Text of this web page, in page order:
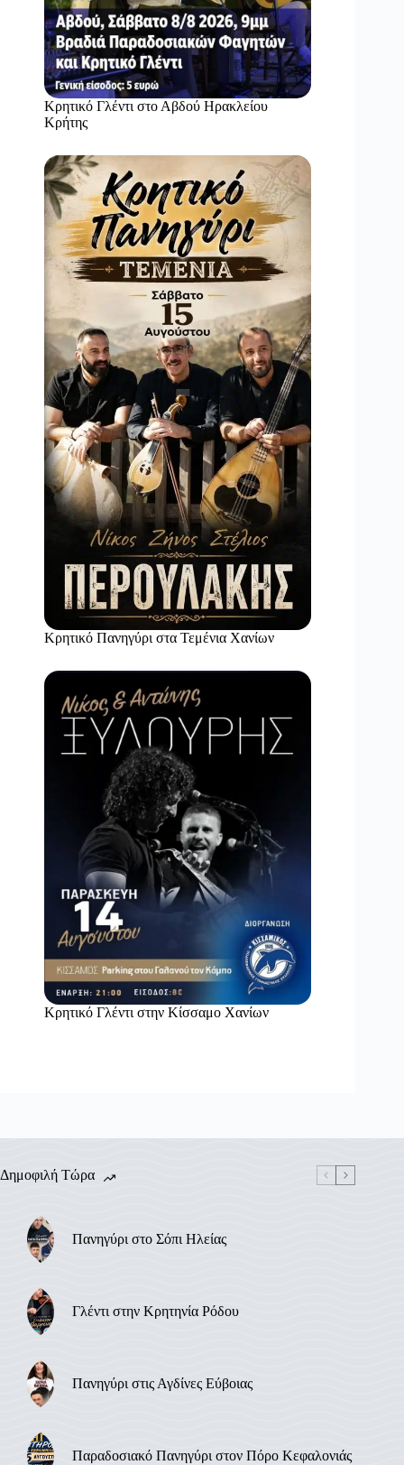
Κρητικό Γλέντι στο Αβδού Ηρακλείου
Κρήτης
Κρητικό Πανηγύρι στα Τεμένια Χανίων
Κρητικό Γλέντι στην Κίσσαμο Χανίων
Δημοφιλή Τώρα
Πανηγύρι στο Σόπι Ηλείας
Γλέντι στην Κρητηνία Ρόδου
Πανηγύρι στις Αγδίνες Εύβοιας
Παραδοσιακό Πανηγύρι στον Πόρο Κεφαλονιάς